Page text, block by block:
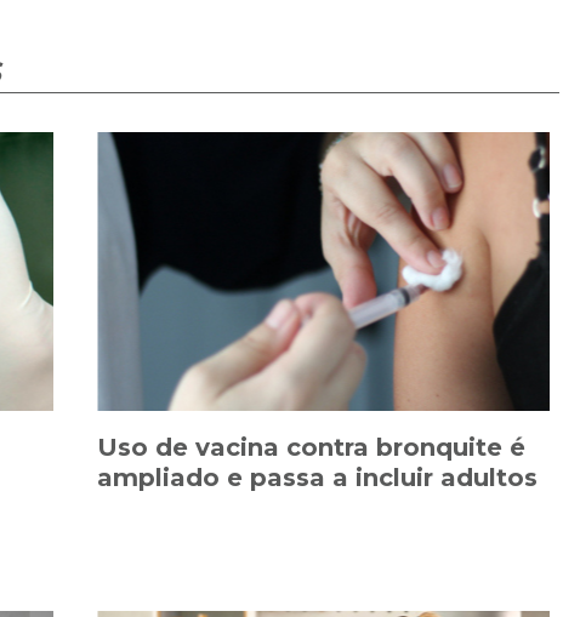
Uso de vacina contra bronquite é
ampliado e passa a incluir adultos